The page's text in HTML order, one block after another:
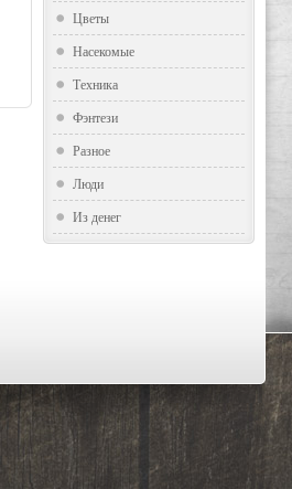
Цветы
Насекомые
Техника
Фэнтези
Разное
Люди
Из денег